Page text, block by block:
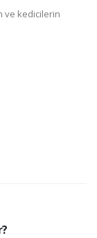
ve kedicilerin